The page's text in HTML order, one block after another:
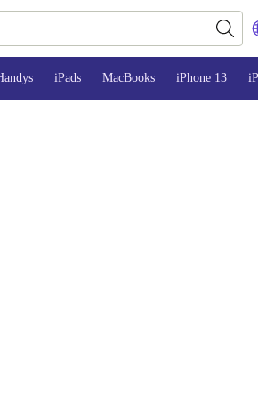
iPads MacBooks iPhone 13